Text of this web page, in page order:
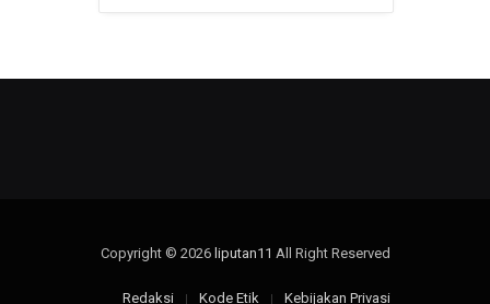
Copyright © 2026 liputan11 All Right Reserved
Redaksi Kode Etik Kebijakan Privasi